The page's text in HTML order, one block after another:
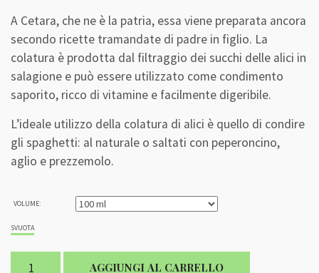
A Cetara, che ne è la patria, essa viene preparata ancora
secondo ricette tramandate di padre in figlio. La
colatura è prodotta dal filtraggio dei succhi delle alici in
salagione e può essere utilizzato come condimento
saporito, ricco di vitamine e facilmente digeribile.
L’ideale utilizzo della colatura di alici è quello di condire
gli spaghetti: al naturale o saltati con peperoncino,
aglio e prezzemolo.
VOLUME:
SVUOTA
Colatura
AGGIUNGI AL CARRELLO